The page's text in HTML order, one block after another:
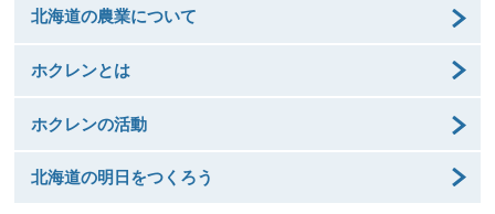
北海道の農業について
ホクレンとは
ホクレンの活動
北海道の明日をつくろう